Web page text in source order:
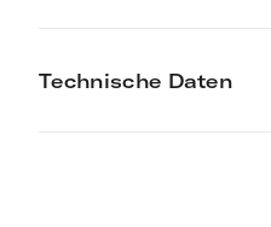
Technische Daten